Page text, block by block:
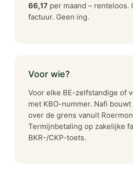
66,17 per maand – renteloos.
factuur. Geen ing.
Voor wie?
Voor elke BE-zelfstandige of
met KBO-nummer. Nafi
over de grens vanuit
Termijnbetaling op zakelijke
BKR-/CKP-toets.